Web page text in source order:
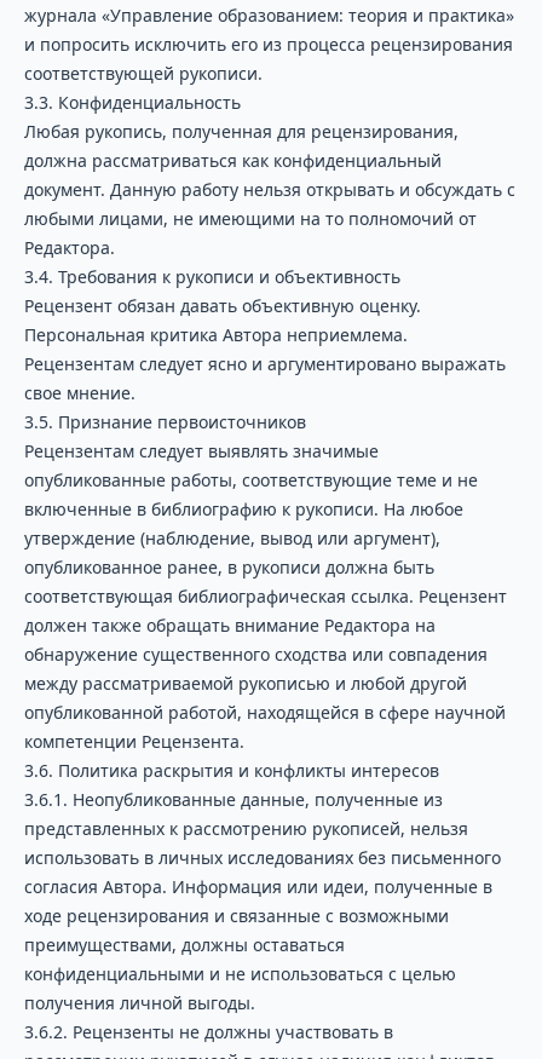
журнала «Управление образованием: теория и практика»
и попросить исключить его из процесса рецензирования
соответствующей рукописи.
3.3. Конфиденциальность
Любая рукопись, полученная для рецензирования,
должна рассматриваться как конфиденциальный
документ. Данную работу нельзя открывать и обсуждать с
любыми лицами, не имеющими на то полномочий от
Редактора.
3.4. Требования к рукописи и объективность
Рецензент обязан давать объективную оценку.
Персональная критика Автора неприемлема.
Рецензентам следует ясно и аргументировано выражать
свое мнение.
3.5. Признание первоисточников
Рецензентам следует выявлять значимые
опубликованные работы, соответствующие теме и не
включенные в библиографию к рукописи. На любое
утверждение (наблюдение, вывод или аргумент),
опубликованное ранее, в рукописи должна быть
соответствующая библиографическая ссылка. Рецензент
должен также обращать внимание Редактора на
обнаружение существенного сходства или совпадения
между рассматриваемой рукописью и любой другой
опубликованной работой, находящейся в сфере научной
компетенции Рецензента.
3.6. Политика раскрытия и конфликты интересов
3.6.1. Неопубликованные данные, полученные из
представленных к рассмотрению рукописей, нельзя
использовать в личных исследованиях без письменного
согласия Автора. Информация или идеи, полученные в
ходе рецензирования и связанные с возможными
преимуществами, должны оставаться
конфиденциальными и не использоваться с целью
получения личной выгоды.
3.6.2. Рецензенты не должны участвовать в